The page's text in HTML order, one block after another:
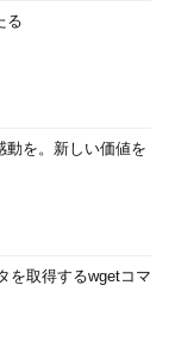
る
動を。新しい価値を
を取得するwgetコマ